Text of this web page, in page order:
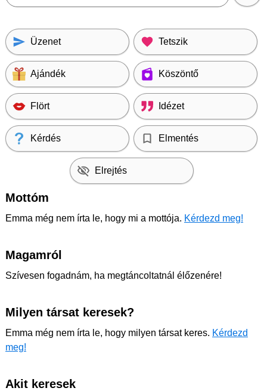
Üzenet Tetszik
Ajándék Köszöntő
Flört Idézet
Kérdés Elmentés
Elrejtés
Mottóm
Emma még nem írta le, hogy mi a mottója. Kérdezd meg!
Magamról
Szívesen fogadnám, ha megtáncoltatnál élőzenére!
Milyen társat keresek?
Emma még nem írta le, hogy milyen társat keres. Kérdezd
meg!
Akit keresek